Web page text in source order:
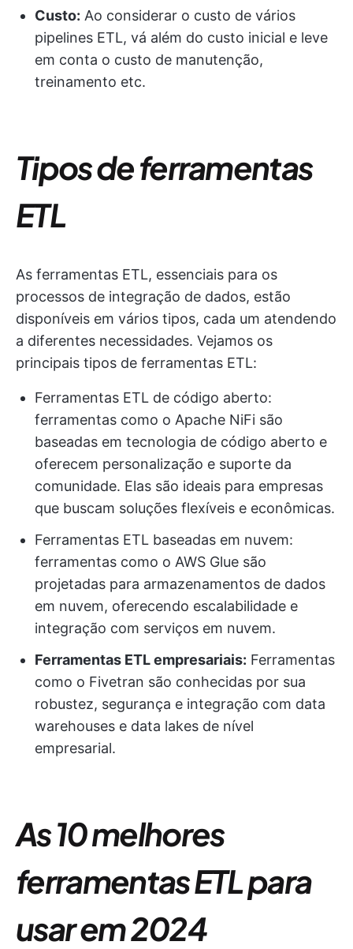
Custo: Ao considerar o custo de vários
pipelines ETL, vá além do custo inicial e leve
em conta o custo de manutenção,
treinamento etc.
Tipos de ferramentas
ETL
As ferramentas ETL, essenciais para os
processos de integração de dados, estão
disponíveis em vários tipos, cada um atendendo
a diferentes necessidades. Vejamos os
principais tipos de ferramentas ETL:
Ferramentas ETL de código aberto:
ferramentas como o Apache NiFi são
baseadas em tecnologia de código aberto e
oferecem personalização e suporte da
comunidade. Elas são ideais para empresas
que buscam soluções flexíveis e econômicas.
Ferramentas ETL baseadas em nuvem:
ferramentas como o AWS Glue são
projetadas para armazenamentos de dados
em nuvem, oferecendo escalabilidade e
integração com serviços em nuvem.
Ferramentas ETL empresariais: Ferramentas
como o Fivetran são conhecidas por sua
robustez, segurança e integração com data
warehouses e data lakes de nível
empresarial.
As 10 melhores
ferramentas ETL para
usar em 2024